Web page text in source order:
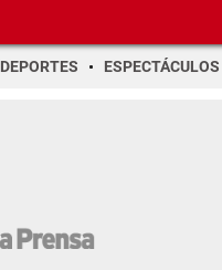
DEPORTES ESPECTÁCULOS